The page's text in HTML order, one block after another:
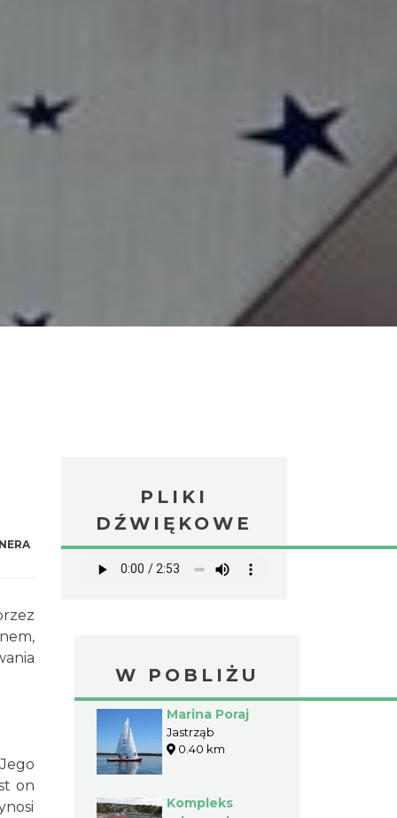
on
PLIKI
DŹWIĘKOWE
W POBLIŻU
Marina Poraj
Jastrząb
0.40 km
Kompleks